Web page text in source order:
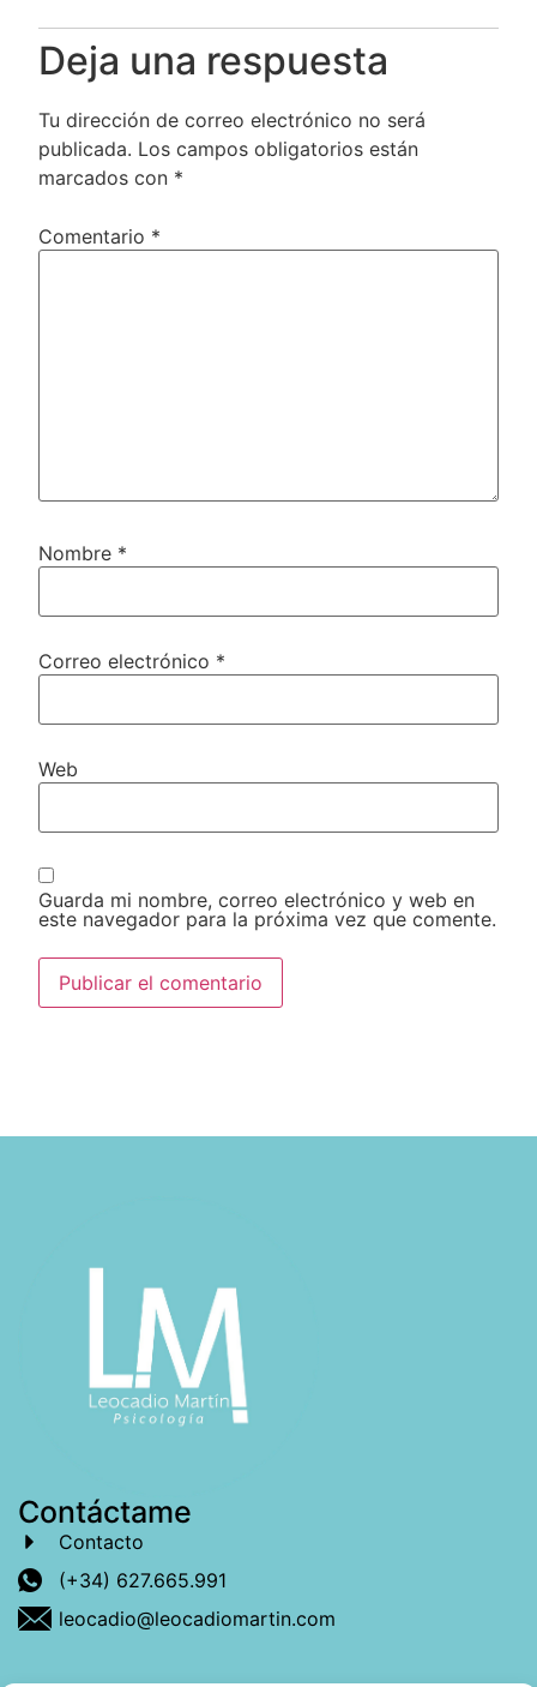
Deja una respuesta
Tu dirección de correo electrónico no será
publicada. Los campos obligatorios están
marcados con *
Comentario *
Nombre *
Correo electrónico *
Web
Guarda mi nombre, correo electrónico y web en
este navegador para la próxima vez que comente.
Contáctame
Contacto
(+34) 627.665.991
leocadio@leocadiomartin.com